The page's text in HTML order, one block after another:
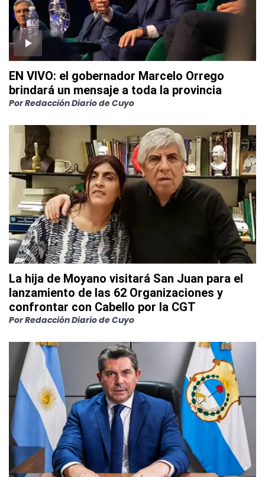
EN VIVO: el gobernador Marcelo Orrego
brindará un mensaje a toda la provincia
PorRedacción Diario de Cuyo
La hija de Moyano visitará San Juan para el
lanzamiento de las 62 Organizaciones y
confrontar con Cabello por la CGT
PorRedacción Diario de Cuyo